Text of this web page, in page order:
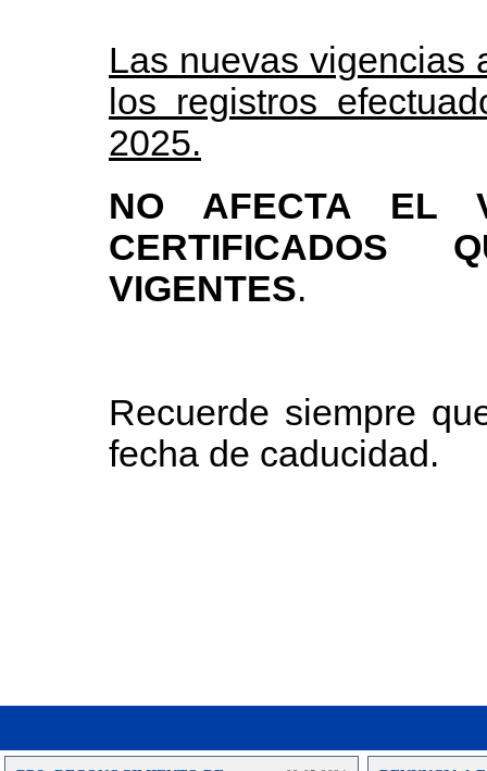
Las nuevas vigencias
los registros
2025.
NO AFECTA EL
CERTIFICADOS
VIGENTES.
Recuerde siempre
fecha de caducidad.